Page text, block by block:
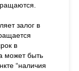
залог в
в
может быть
“наличия